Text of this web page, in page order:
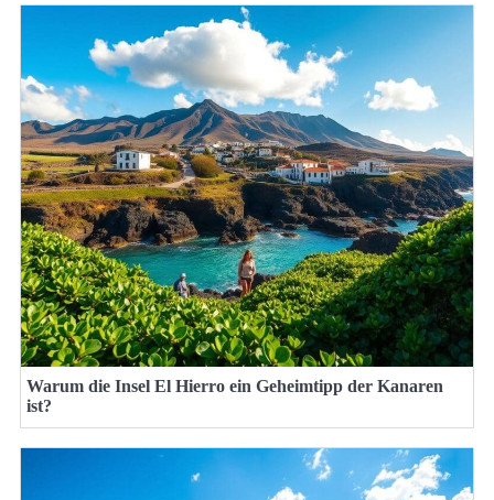
Warum die Insel El Hierro ein Geheimtipp der Kanaren
ist?